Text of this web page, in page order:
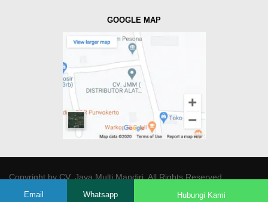
GOOGLE MAP
Copyright byCV. Java Multi Mandiri. All Rights Reserved.
Email Whatsapp Hubungi Kami